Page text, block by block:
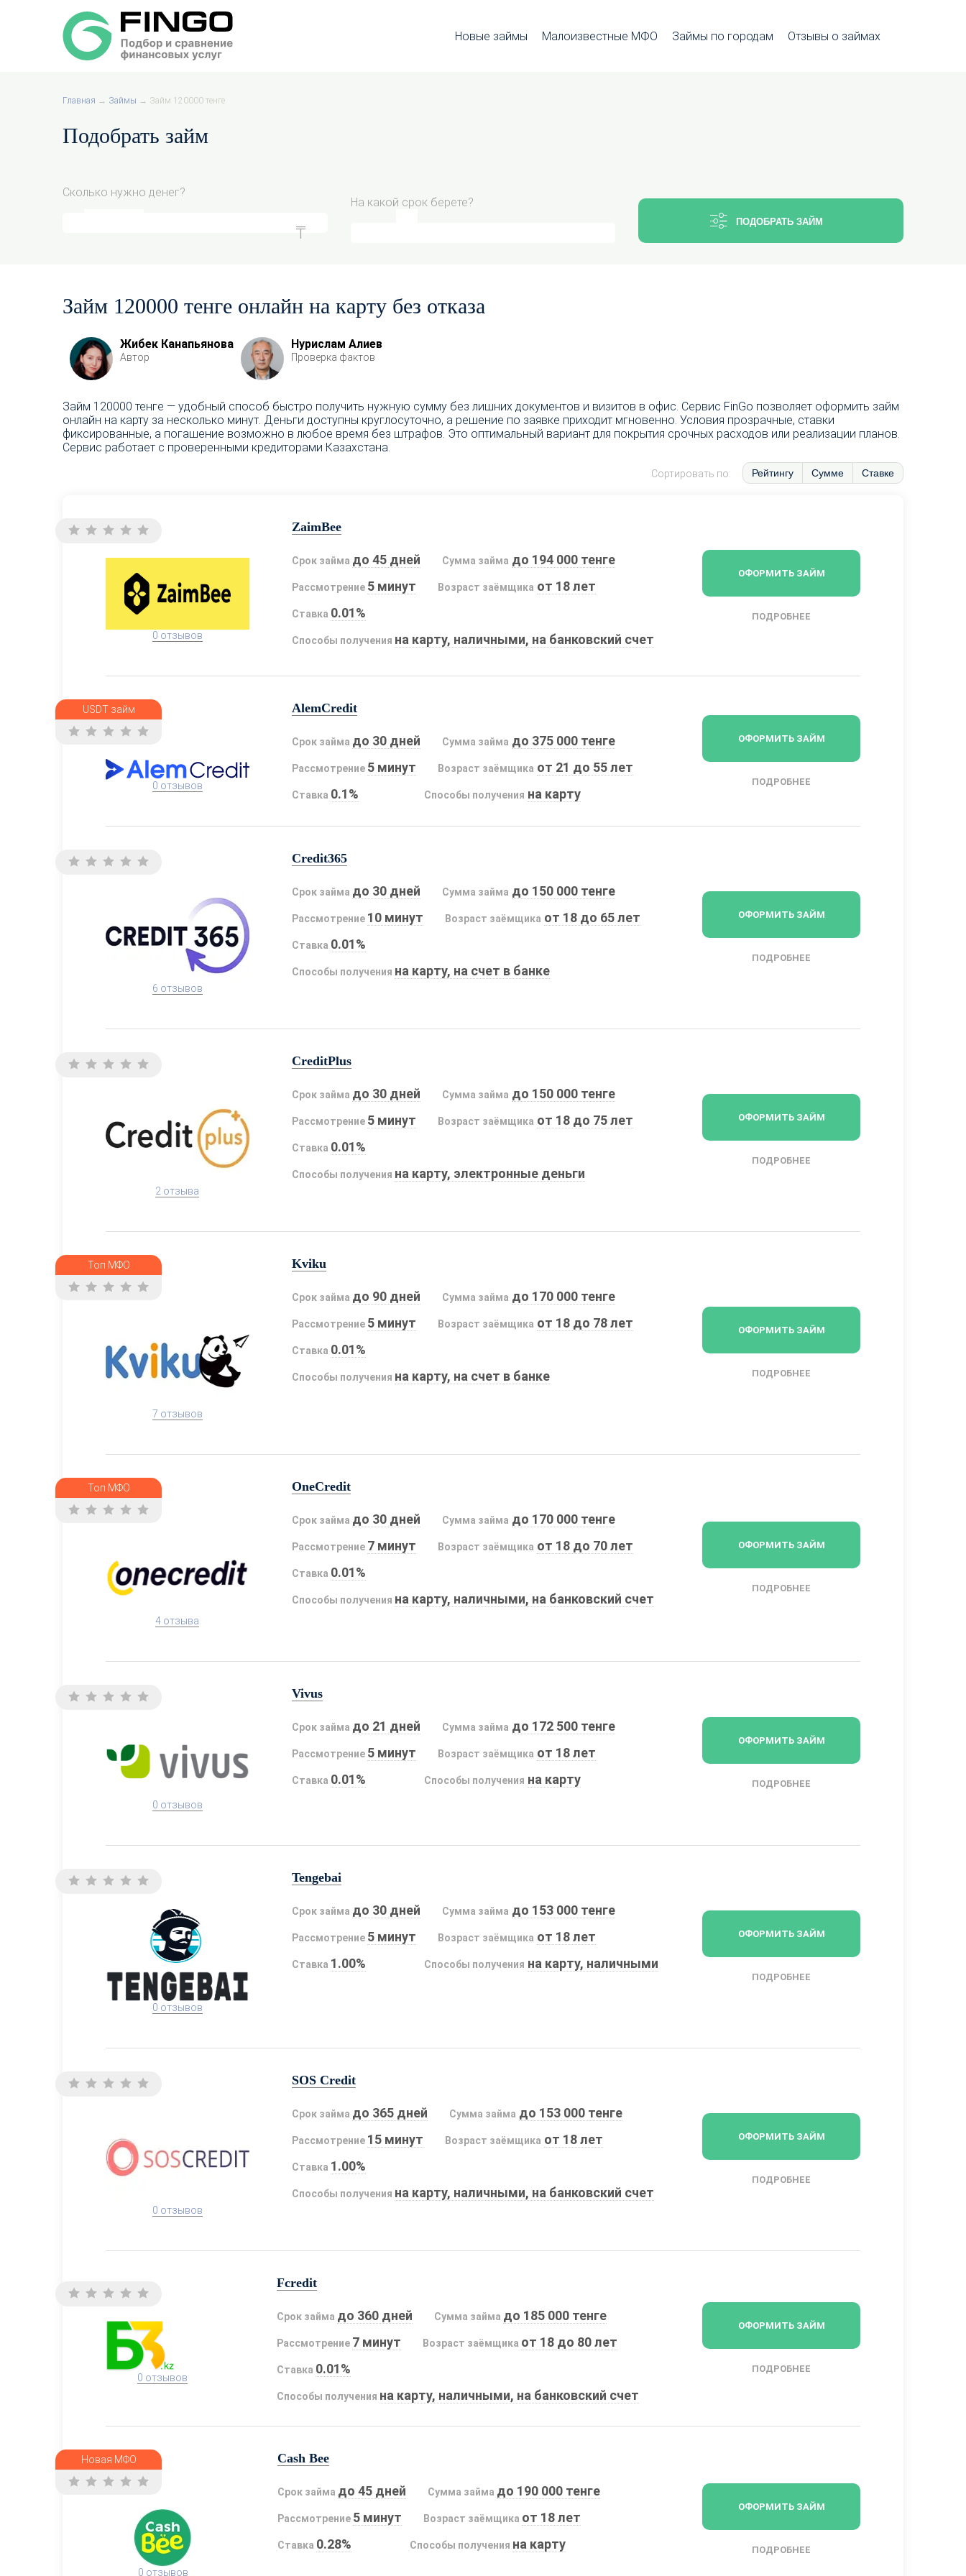
Новые займы Малоизвестные МФО Займы по городам Отзывы о займах
Главная → Займы → Займ 120000 тенге
Подобрать займ
Сколько нужно денег?
На какой срок берете?
ПОДОБРАТЬ ЗАЙМ
Займ 120000 тенге онлайн на карту без отказа
Жибек Канапьянова
Автор
Нурислам Алиев
Проверка фактов
Займ 120000 тенге — удобный способ быстро получить нужную сумму без лишних документов и визитов в офис. Сервис FinGo позволяет оформить займ
онлайн на карту за несколько минут. Деньги доступны круглосуточно, а решение по заявке приходит мгновенно. Условия прозрачные, ставки
фиксированные, а погашение возможно в любое время без штрафов. Это оптимальный вариант для покрытия срочных расходов или реализации планов.
Сервис работает с проверенными кредиторами Казахстана.
Сортировать по: Рейтингу Сумме Ставке
0 отзывов
ZaimBee
Срок займа до 45 дней Сумма займа до 194 000 тенге
Рассмотрение 5 минут Возраст заёмщика от 18 лет
Ставка 0.01%
Способы получения на карту, наличными, на банковский счет
ОФОРМИТЬ ЗАЙМ
ПОДРОБНЕЕ
USDT займ
0 отзывов
AlemCredit
Срок займа до 30 дней Сумма займа до 375 000 тенге
Рассмотрение 5 минут Возраст заёмщика от 21 до 55 лет
Ставка 0.1% Способы получения на карту
ОФОРМИТЬ ЗАЙМ
ПОДРОБНЕЕ
6 отзывов
Credit365
Срок займа до 30 дней Сумма займа до 150 000 тенге
Рассмотрение 10 минут Возраст заёмщика от 18 до 65 лет
Ставка 0.01%
Способы получения на карту, на счет в банке
ОФОРМИТЬ ЗАЙМ
ПОДРОБНЕЕ
2 отзыва
CreditPlus
Срок займа до 30 дней Сумма займа до 150 000 тенге
Рассмотрение 5 минут Возраст заёмщика от 18 до 75 лет
Ставка 0.01%
Способы получения на карту, электронные деньги
ОФОРМИТЬ ЗАЙМ
ПОДРОБНЕЕ
Топ МФО
7 отзывов
Kviku
Срок займа до 90 дней Сумма займа до 170 000 тенге
Рассмотрение 5 минут Возраст заёмщика от 18 до 78 лет
Ставка 0.01%
Способы получения на карту, на счет в банке
ОФОРМИТЬ ЗАЙМ
ПОДРОБНЕЕ
Топ МФО
4 отзыва
OneCredit
Срок займа до 30 дней Сумма займа до 170 000 тенге
Рассмотрение 7 минут Возраст заёмщика от 18 до 70 лет
Ставка 0.01%
Способы получения на карту, наличными, на банковский счет
ОФОРМИТЬ ЗАЙМ
ПОДРОБНЕЕ
0 отзывов
Vivus
Срок займа до 21 дней Сумма займа до 172 500 тенге
Рассмотрение 5 минут Возраст заёмщика от 18 лет
Ставка 0.01% Способы получения на карту
ОФОРМИТЬ ЗАЙМ
ПОДРОБНЕЕ
0 отзывов
Tengebai
Срок займа до 30 дней Сумма займа до 153 000 тенге
Рассмотрение 5 минут Возраст заёмщика от 18 лет
Ставка 1.00% Способы получения на карту, наличными
ОФОРМИТЬ ЗАЙМ
ПОДРОБНЕЕ
0 отзывов
SOS Credit
Срок займа до 365 дней Сумма займа до 153 000 тенге
Рассмотрение 15 минут Возраст заёмщика от 18 лет
Ставка 1.00%
Способы получения на карту, наличными, на банковский счет
ОФОРМИТЬ ЗАЙМ
ПОДРОБНЕЕ
0 отзывов
Fcredit
Срок займа до 360 дней Сумма займа до 185 000 тенге
Рассмотрение 7 минут Возраст заёмщика от 18 до 80 лет
Ставка 0.01%
Способы получения на карту, наличными, на банковский счет
ОФОРМИТЬ ЗАЙМ
ПОДРОБНЕЕ
Новая МФО
0 отзывов
Cash Bee
Срок займа до 45 дней Сумма займа до 190 000 тенге
Рассмотрение 5 минут Возраст заёмщика от 18 лет
Ставка 0.28% Способы получения на карту
ОФОРМИТЬ ЗАЙМ
ПОДРОБНЕЕ